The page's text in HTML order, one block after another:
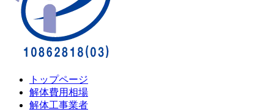
トップページ
解体費用相場
解体工事業者